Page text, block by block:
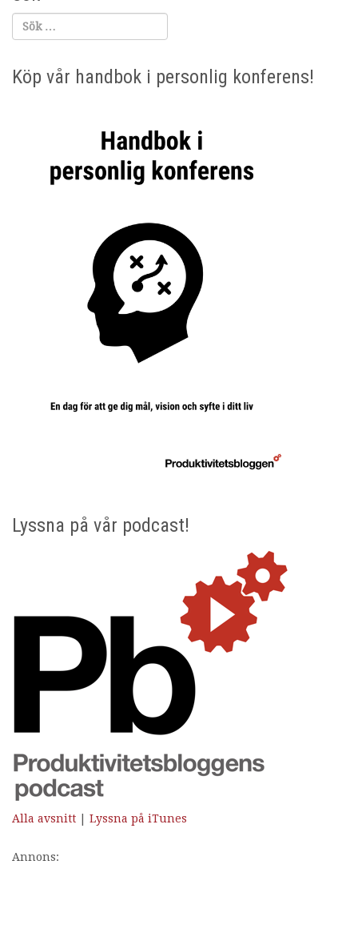
Köp vår handbok i personlig konferens!
Lyssna på vår podcast!
Alla avsnitt Lyssna på iTunes
Annons: